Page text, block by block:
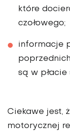
które
czołowego;
informacje
są w płacie
Ciekawe jest,
motorycznej